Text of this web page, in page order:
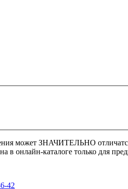
может ЗНАЧИТЕЛЬНО
в онлайн-каталоге только для
42